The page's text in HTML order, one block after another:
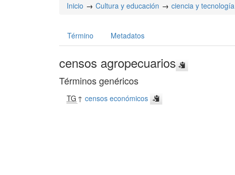
Inicio Cultura y educación ciencia y tecnología
Término Metadatos
censos agropecuarios
Términos genéricos
TG ↑censos económicos